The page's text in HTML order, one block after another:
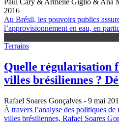
Paul Cary & Armelle Giglio & Ana
2016
Au Brésil, les pouvoirs publics
l’approvisionnement en eau, en
Terrains
Quelle régularisation
villes brésiliennes ?
Rafael Soares Gonçalves - 9 mai
À travers l’analyse des politiques
villes brésiliennes, Rafael Soares